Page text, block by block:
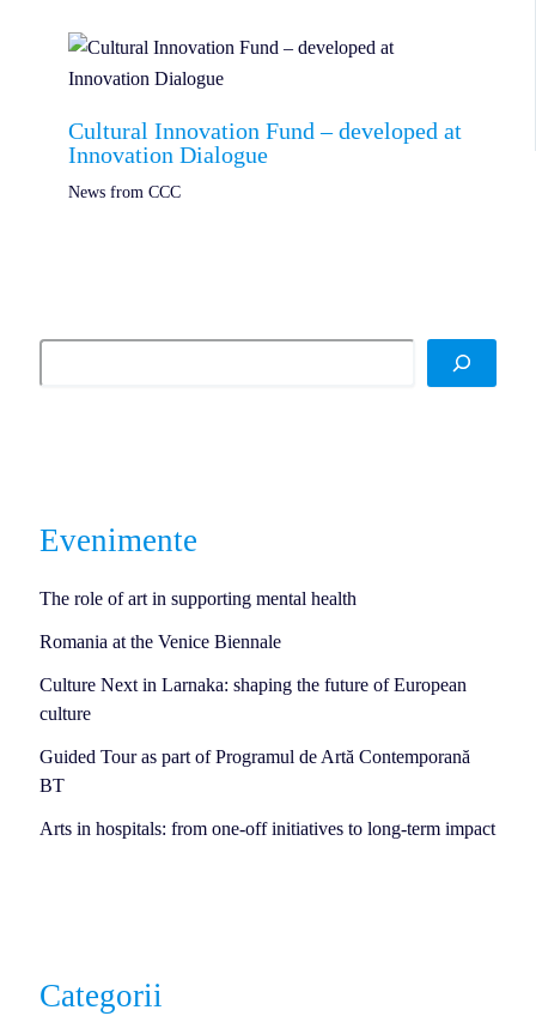
Cultural Innovation Fund – developed at
Innovation Dialogue
News from CCC
Evenimente
The role of art in supporting mental health
Romania at the Venice Biennale
Culture Next in Larnaka: shaping the future of European
culture
Guided Tour as part of Programul de Artă Contemporană
BT
Arts in hospitals: from one-off initiatives to long-term impact
Categorii